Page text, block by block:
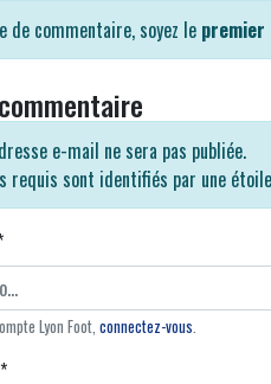
de commentaire, soyez le premier
e-mail ne sera pas publiée.
requis sont identifiés par une
Lyon Foot, connectez-vous
*